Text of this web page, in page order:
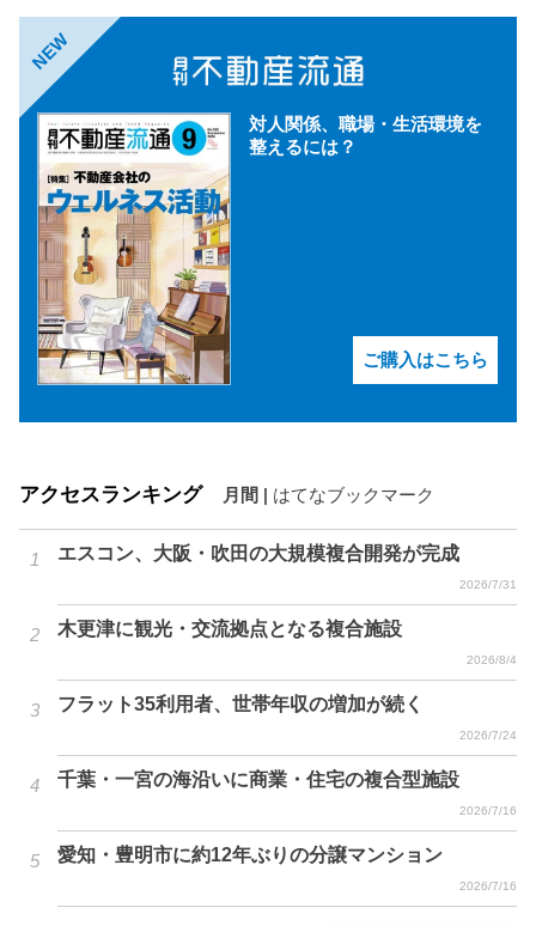
NEW
対人関係、職場・生活環境を
整えるには？
ご購入はこちら
アクセスランキング 月間 はてなブックマーク
エスコン、大阪・吹田の大規模複合開発が完成
2026/7/31
木更津に観光・交流拠点となる複合施設
2026/8/4
フラット35利用者、世帯年収の増加が続く
2026/7/24
千葉・一宮の海沿いに商業・住宅の複合型施設
2026/7/16
愛知・豊明市に約12年ぶりの分譲マンション
2026/7/16